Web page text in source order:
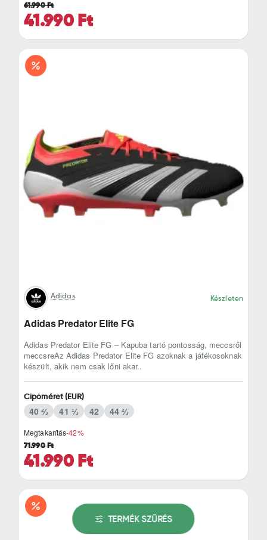
41.990 Ft
61.990 Ft
Adidas Készleten
Adidas Predator Elite FG
Adidas Predator Elite FG – Kapuba tartó pontosság, meccsről
meccsreAz Adidas Predator Elite FG azoknak a játékosoknak
készült, akik nem csak lőni akar..
Megtakarítás-42%
41.990 Ft
71.990 Ft
Cipőméret (EUR)
40 ⅔ 41 ⅓ 42 44 ⅔
TERMÉK SZŰRÉS